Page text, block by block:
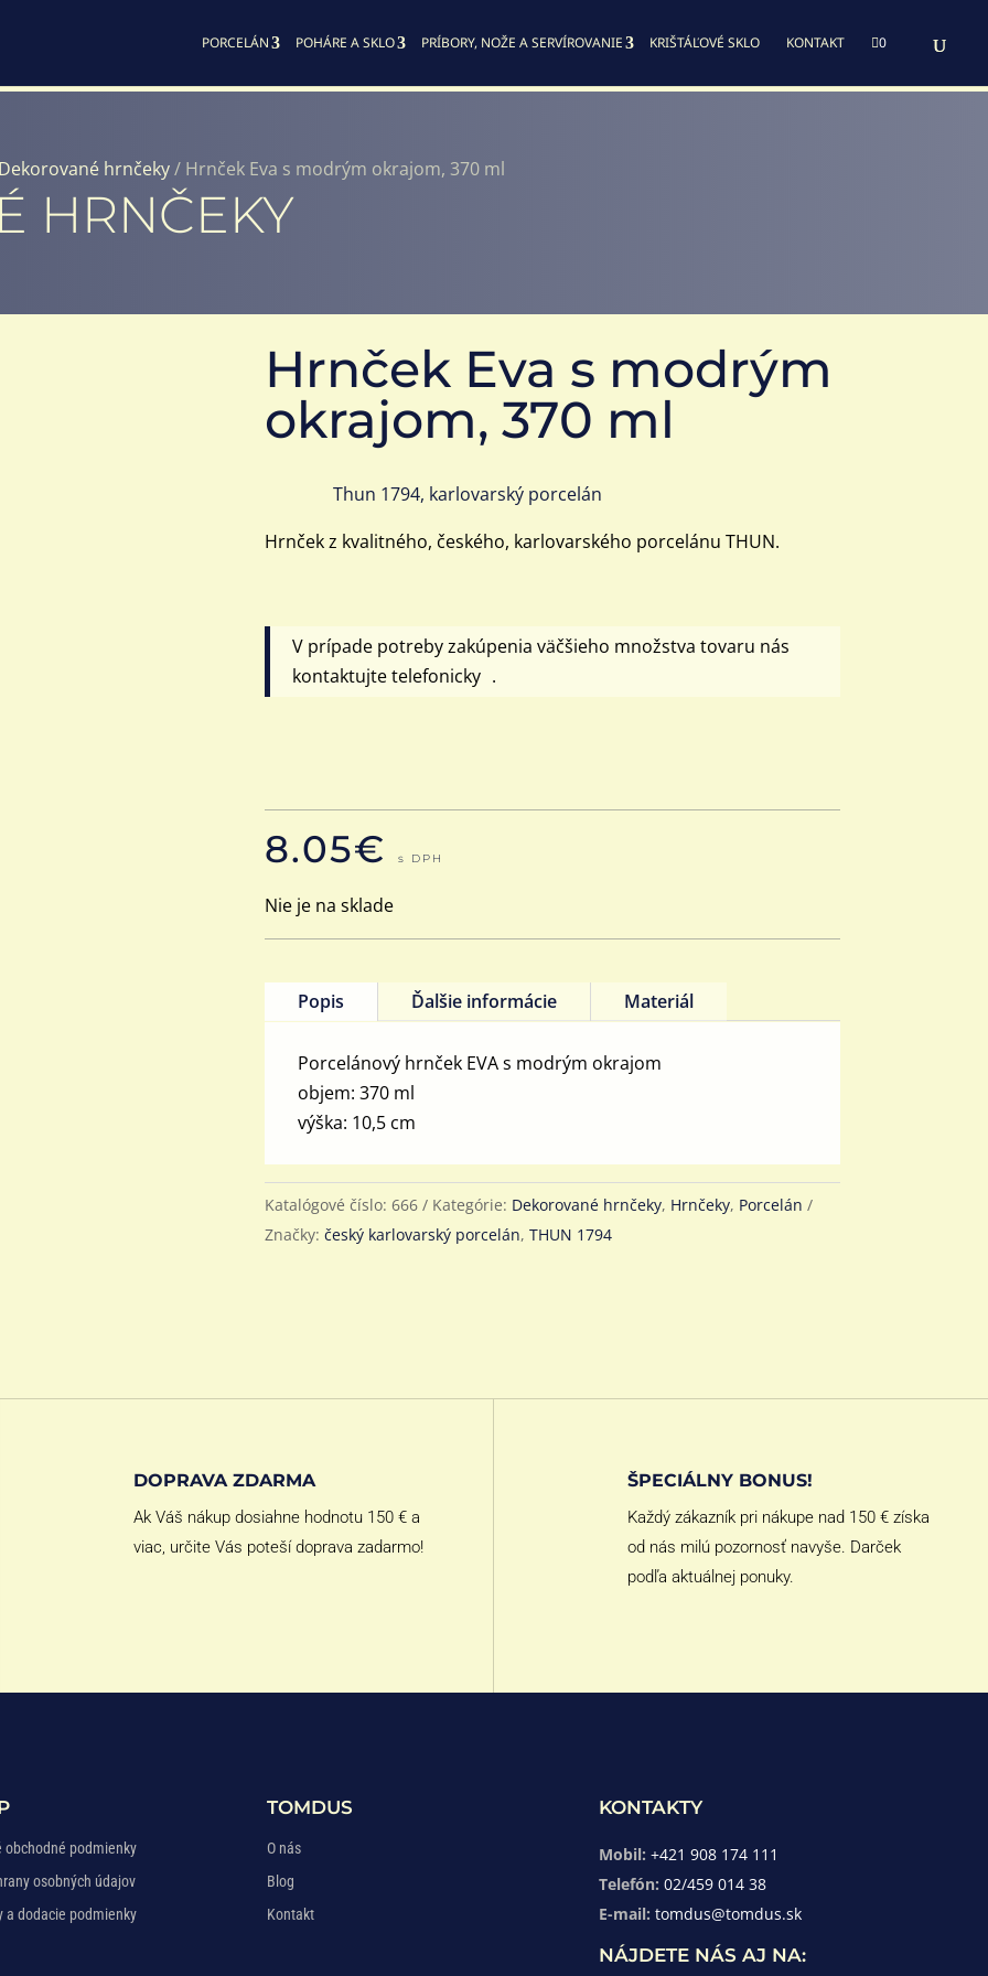
PORCELÁN POHÁRE A SKLO PRÍBORY, NOŽE A SERVÍROVANIE KRIŠTÁĽOVÉ SKLO KONTAKT 0
Dekorované hrnčeky/ Hrnček Eva s modrým okrajom, 370 ml
HRNČEKY
Hrnček Eva s modrým
okrajom, 370 ml
Thun 1794, karlovarský porcelán
Hrnček z kvalitného, českého, karlovarského porcelánu THUN.
V prípade potreby zakúpenia väčšieho množstva tovaru nás
kontaktujte telefonicky .
8.05€ s DPH
Nie je na sklade
Popis Ďalšie informácie Materiál
Porcelánový hrnček EVA s modrým okrajom
objem: 370 ml
výška: 10,5 cm
Katalógové číslo:666 Kategórie: Dekorované hrnčeky, Hrnčeky, Porcelán
Značky:český karlovarský porcelán,THUN 1794
DOPRAVA ZDARMA
Ak Váš nákup dosiahne hodnotu 150 € a
viac, určite Vás poteší doprava zadarmo!
ŠPECIÁLNY BONUS!
Každý zákazník pri nákupe nad 150 € získa
od nás milú pozornosť navyše. Darček
podľa aktuálnej ponuky.
obchodné podmienky
osobných údajov
a dodacie podmienky
TOMDUS
O nás
Blog
Kontakt
KONTAKTY
Mobil: +421 908 174 111
Telefón: 02/459 014 38
E-mail: tomdus@tomdus.sk
NÁJDETE NÁS AJ NA: